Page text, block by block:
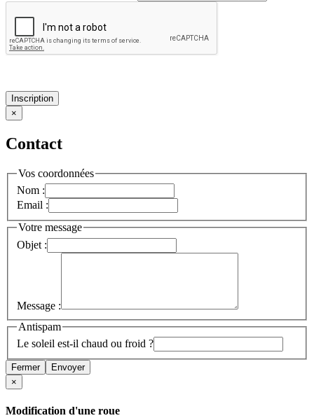
Inscription
×
Contact
Vos coordonnées
Nom :
Email :
Votre message
Objet :
Message :
Antispam
Le soleil est-il chaud ou froid ?
Fermer
Envoyer
×
Modification d'une roue